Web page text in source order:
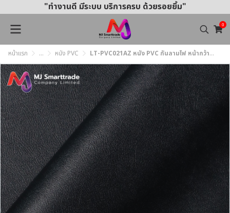
"ทำงานดี มีระบบ บริการครบ ด้วยรอยยิ้ม"
0
หน้าแรก ... หนัง PVC LT-PVC021AZ หนัง PVC กันลามไฟ หน้ากว้าง 145 ซม.